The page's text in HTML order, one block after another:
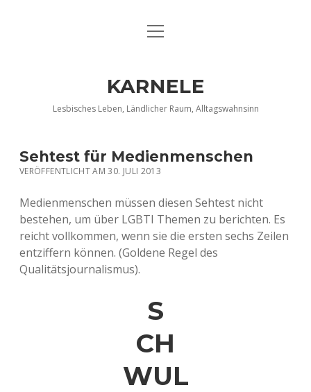
DATENSCHUTZERKLÄRUNG
Menü
KARNELE
Lesbisches Leben, Ländlicher Raum, Alltagswahnsinn
Sehtest für Medienmenschen
VERÖFFENTLICHT AM 30. JULI 2013
Medienmenschen müssen diesen Sehtest nicht
bestehen, um über LGBTI Themen zu berichten. Es
reicht vollkommen, wenn sie die ersten sechs Zeilen
entziffern können. (Goldene Regel des
Qualitätsjournalismus).
S
CH
WUL